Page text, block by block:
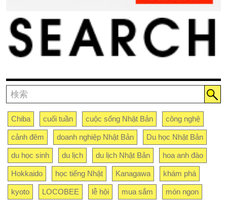
Chiba cuối tuần cuộc sống Nhật Bản công nghệ
cảnh đêm doanh nghiệp Nhật Bản Du học Nhật Bản
du học sinh du lịch du lịch Nhật Bản hoa anh đào
Hokkaido học tiếng Nhật Kanagawa khám phá
kyoto LOCOBEE lễ hội mua sắm món ngon